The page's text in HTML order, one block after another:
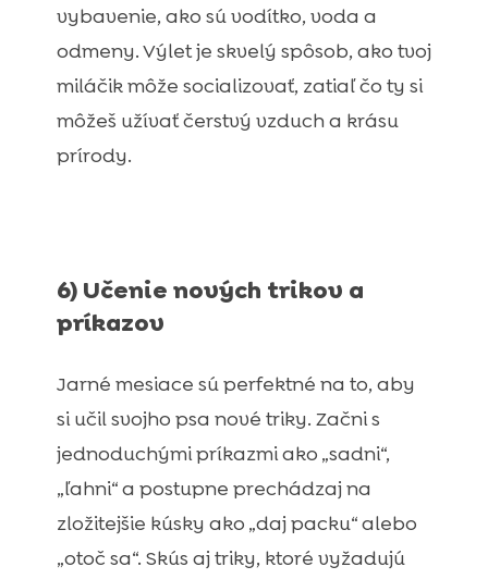
vybavenie, ako sú vodítko, voda a
odmeny. Výlet je skvelý spôsob, ako tvoj
miláčik môže socializovať, zatiaľ čo ty si
môžeš užívať čerstvý vzduch a krásu
prírody.
6) Učenie nových trikov a
príkazov
Jarné mesiace sú perfektné na to, aby
si učil svojho psa nové triky. Začni s
jednoduchými príkazmi ako „sadni“,
„ľahni“ a postupne prechádzaj na
zložitejšie kúsky ako „daj packu“ alebo
„otoč sa“. Skús aj triky, ktoré vyžadujú